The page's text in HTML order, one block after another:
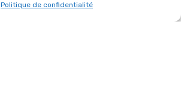
Politique de confidentialité